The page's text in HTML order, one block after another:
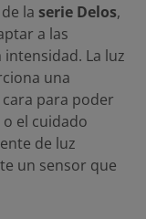
la serie Delos,
a las
La luz
una
para poder
el cuidado
de luz
un sensor que